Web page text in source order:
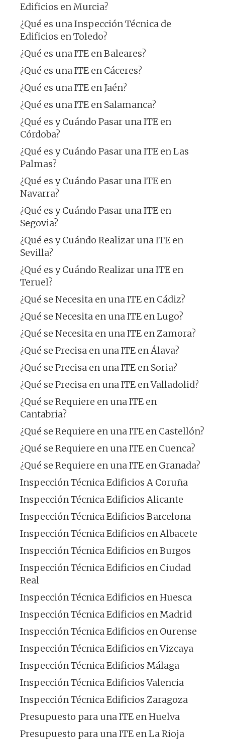
Edificios en Murcia?
¿Qué es una Inspección Técnica de
Edificios en Toledo?
¿Qué es una ITE en Baleares?
¿Qué es una ITE en Cáceres?
¿Qué es una ITE en Jaén?
¿Qué es una ITE en Salamanca?
¿Qué es y Cuándo Pasar una ITE en
Córdoba?
¿Qué es y Cuándo Pasar una ITE en Las
Palmas?
¿Qué es y Cuándo Pasar una ITE en
Navarra?
¿Qué es y Cuándo Pasar una ITE en
Segovia?
¿Qué es y Cuándo Realizar una ITE en
Sevilla?
¿Qué es y Cuándo Realizar una ITE en
Teruel?
¿Qué se Necesita en una ITE en Cádiz?
¿Qué se Necesita en una ITE en Lugo?
¿Qué se Necesita en una ITE en Zamora?
¿Qué se Precisa en una ITE en Álava?
¿Qué se Precisa en una ITE en Soria?
¿Qué se Precisa en una ITE en Valladolid?
¿Qué se Requiere en una ITE en
Cantabria?
¿Qué se Requiere en una ITE en Castellón?
¿Qué se Requiere en una ITE en Cuenca?
¿Qué se Requiere en una ITE en Granada?
Inspección Técnica Edificios A Coruña
Inspección Técnica Edificios Alicante
Inspección Técnica Edificios Barcelona
Inspección Técnica Edificios en Albacete
Inspección Técnica Edificios en Burgos
Inspección Técnica Edificios en Ciudad
Real
Inspección Técnica Edificios en Huesca
Inspección Técnica Edificios en Madrid
Inspección Técnica Edificios en Ourense
Inspección Técnica Edificios en Vizcaya
Inspección Técnica Edificios Málaga
Inspección Técnica Edificios Valencia
Inspección Técnica Edificios Zaragoza
Presupuesto para una ITE en Huelva
Presupuesto para una ITE en La Rioja